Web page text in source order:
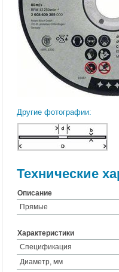
Другие фотографии:
Технические
Описание
Прямые
Характеристики
Спецификация
Диаметр, мм